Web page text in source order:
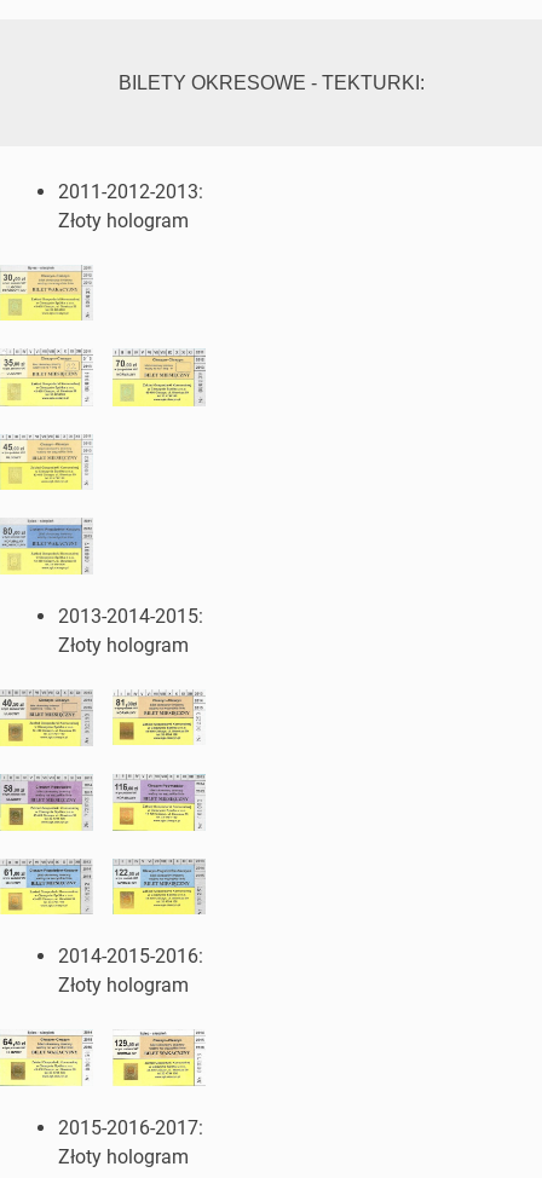
BILETY OKRESOWE - TEKTURKI:
2011-2012-2013:
Złoty hologram
2013-2014-2015:
Złoty hologram
2014-2015-2016:
Złoty hologram
2015-2016-2017:
Złoty hologram